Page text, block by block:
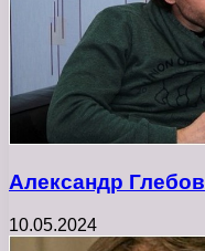
Александр Глебов
10.05.2024